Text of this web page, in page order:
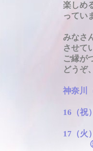
楽しめ
ってい
みなさ
させて
ご縁が
どうぞ
神奈川
16（祝
17（火
⑤16